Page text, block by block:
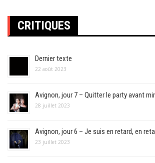
CRITIQUES
Dernier texte
22 août 2023
Avignon, jour 7 – Quitter le party avant
28 juillet 2023
Avignon, jour 6 – Je suis en retard, en
23 juillet 2023